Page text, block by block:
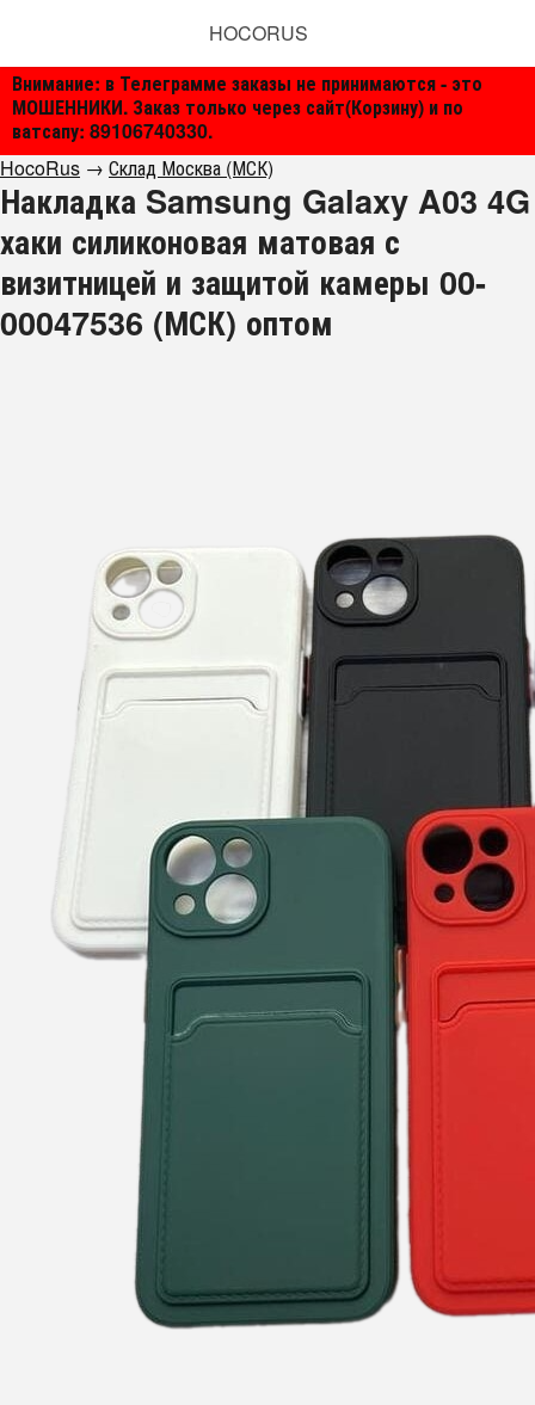
Внимание: в Телеграмме заказы не принимаются - это
МОШЕННИКИ. Заказ только через сайт(Корзину) и по
ватсапу: 89106740330.
HOCORUS
HocoRus → Склад Москва (МСК)
Накладка Samsung Galaxy A03 4G
хаки силиконовая матовая с
визитницей и защитой камеры 00-
00047536 (МСК) оптом